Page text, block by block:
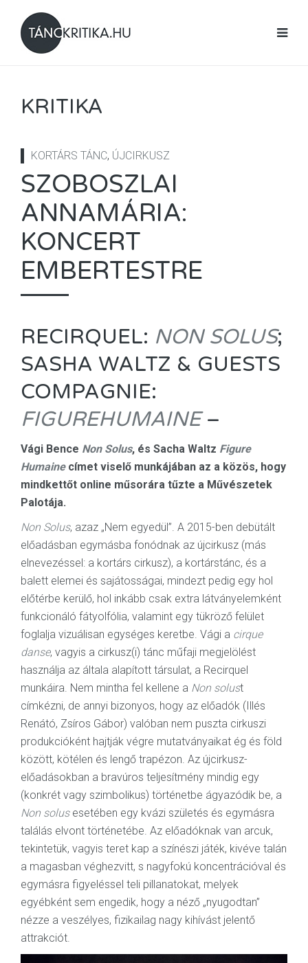
KRITIKA
KORTÁRS TÁNC, ÚJCIRKUSZ
SZOBOSZLAI
ANNAMÁRIA:
KONCERT
EMBERTESTRE
RECIRQUEL: NON SOLUS;
SASHA WALTZ & GUESTS
COMPAGNIE:
FIGUREHUMAINE–
Vági Bence Non Solus, és Sacha Waltz Figure
Humainecímet viselő munkájában az a közös, hogy
mindkettőt online műsorára tűzte a Művészetek
Palotája.
Non Solus, azaz „Nem egyedül”. A 2015-ben debütált
előadásban egymásba fonódnak az újcirkusz (más
elnevezéssel: a kortárs cirkusz), a kortárstánc, és a
balett elemei és sajátosságai, mindezt pedig egy hol
előtérbe kerülő, hol inkább csak extra látványelemként
funkcionáló fátyolfólia, valamint egy tükröző felület
foglalja vizuálisan egységes keretbe. Vági a cirque
danse, vagyis a cirkusz(i) tánc műfaji megjelölést
használja az általa alapított társulat, a Recirquel
munkáira. Nem mintha fel kellene a Non solust
címkézni, de annyi bizonyos, hogy az előadók (Illés
Renátó, Zsíros Gábor) valóban nem puszta cirkuszi
produkcióként hajtják végre mutatványaikat ég és föld
között, kötélen és lengő trapézon. Az újcirkusz-
előadásokban a bravúros teljesítmény mindig egy
(konkrét vagy szimbolikus) történetbe ágyazódik be, a
Non solusesetében egy kvázi születés és egymásra
találás elvont történetébe. Az előadóknak van arcuk,
tekintetük, vagyis teret kap a színészi játék, kivéve talán
a magasban véghezvitt, s nagyfokú koncentrációval és
egymásra figyeléssel teli pillanatokat, melyek
egyébként sem engedik, hogy a néző „nyugodtan”
nézze a veszélyes, fizikailag nagy kihívást jelentő
attrakciót.